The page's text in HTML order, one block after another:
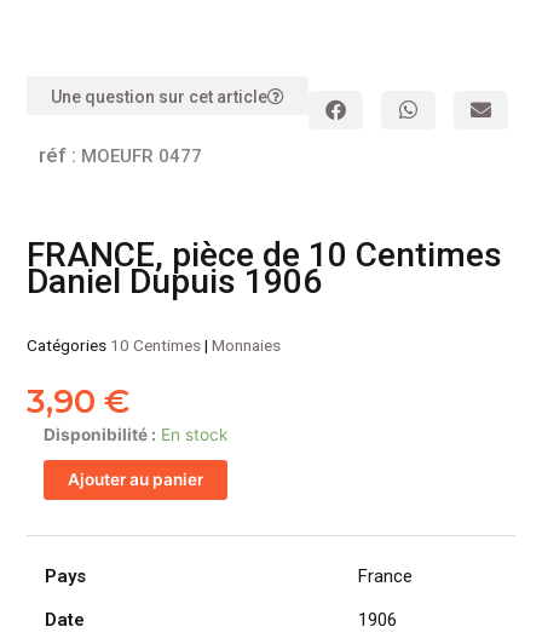
Une question sur cet article
réf : MOEUFR 0477
FRANCE, pièce de 10 Centimes
Daniel Dupuis 1906
Catégories 10 Centimes|Monnaies
3,90€
Disponibilité : En stock
quantité
de
FRANCE,
de
Daniel
Ajouter au panier
Pays
France
Date
1906